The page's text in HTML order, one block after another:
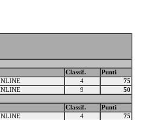
Classif.
Punti
4
75
9
50
Classif.
Punti
4
75